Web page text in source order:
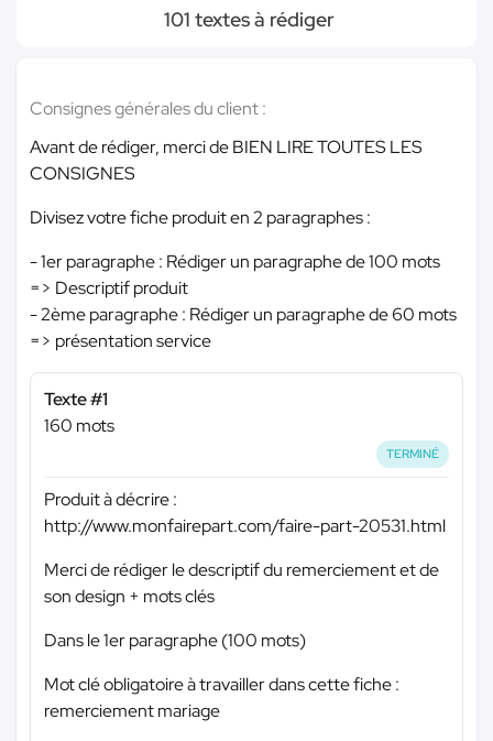
101 textes à rédiger
Consignes générales du client :
Avant de rédiger, merci de BIEN LIRE TOUTES LES
CONSIGNES
Divisez votre fiche produit en 2 paragraphes :
- 1er paragraphe : Rédiger un paragraphe de 100 mots
=> Descriptif produit
- 2ème paragraphe : Rédiger un paragraphe de 60 mots
=> présentation service
Texte #1
160 mots
TERMINÉ
Produit à décrire :
http://www.monfairepart.com/faire-part-20531.html
Merci de rédiger le descriptif du remerciement et de
son design + mots clés
Dans le 1er paragraphe (100 mots)
Mot clé obligatoire à travailler dans cette fiche :
remerciement mariage